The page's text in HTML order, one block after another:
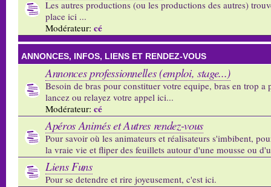
Les autres productions (ou les productions des autres)
place ici ...
Modérateur: cé
ANNONCES, INFOS, LIENS ET RENDEZ-VOUS
Annonces professionnelles (emploi, stage...)
Besoin de bras pour constituer votre equipe, bras en trop a
lancez ou relayez votre appel ici...
Modérateur: cé
Apéros Animés et Autres rendez-vous
Pour savoir où les animateurs et réalisateurs s'imbibent,
la vraie vie et fliper des feuillets autour d'une mousse ou
Liens Funs
Pour se detendre et rire joyeusement, c'est ici.